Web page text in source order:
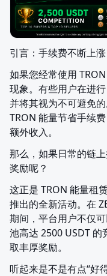
引言：手续费不断上
如果您经常使用
现象。有些用户在进行
并将其视为不可避免
TRON 能量节省手续
额外收入。
那么，如果日常的链
奖励呢？
这正是 TRON 能量
推出的全新活动。在
期间，平台用户不仅
池高达 2500 USDT 的
取丰厚奖励。
听起来是不是有点“好